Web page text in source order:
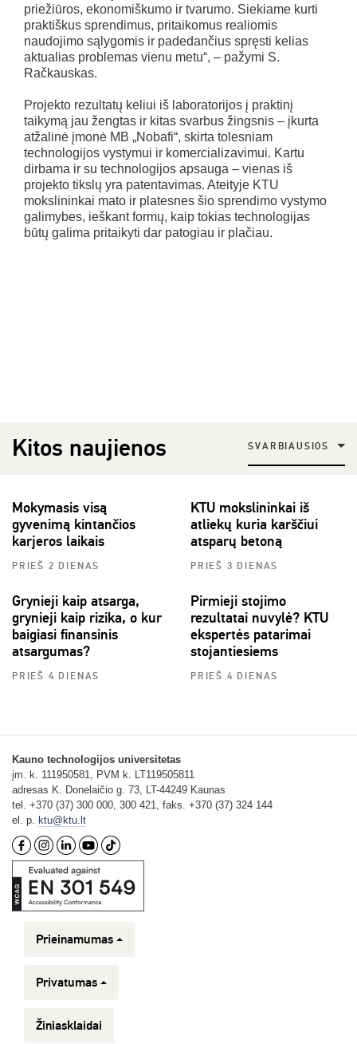
priežiūros, ekonomiškumo ir tvarumo. Siekiame kurti
praktiškus sprendimus, pritaikomus realiomis
naudojimo sąlygomis ir padedančius spręsti kelias
aktualias problemas vienu metu“, – pažymi S.
Račkauskas.
Projekto rezultatų keliui iš laboratorijos į praktinį
taikymą jau žengtas ir kitas svarbus žingsnis – įkurta
atžalinė įmonė MB „Nobafi“, skirta tolesniam
technologijos vystymui ir komercializavimui. Kartu
dirbama ir su technologijos apsauga – vienas iš
projekto tikslų yra patentavimas. Ateityje KTU
mokslininkai mato ir platesnes šio sprendimo vystymo
galimybes, ieškant formų, kaip tokias technologijas
būtų galima pritaikyti dar patogiau ir plačiau.
Kitos naujienos SVARBIAUSIOS
Mokymasis visą
gyvenimą kintančios
karjeros laikais
PRIEŠ 2 DIENAS
KTU mokslininkai iš
atliekų kuria karščiui
atsparų betoną
PRIEŠ 3 DIENAS
Grynieji kaip atsarga,
grynieji kaip rizika, o kur
baigiasi finansinis
atsargumas?
PRIEŠ 4 DIENAS
Pirmieji stojimo
rezultatai nuvylė? KTU
ekspertės patarimai
stojantiesiems
PRIEŠ 4 DIENAS
Kauno technologijos universitetas
įm. k. 111950581, PVM k. LT119505811
adresas K. Donelaičio g. 73, LT-44249 Kaunas
tel. +370 (37) 300 000, 300 421, faks. +370 (37) 324 144
el. p. ktu@ktu.lt
Prieinamumas
Privatumas
Žiniasklaidai